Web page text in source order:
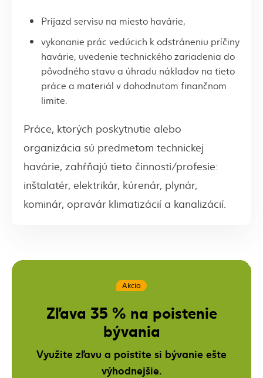
Príjazd servisu na miesto havárie,
vykonanie prác vedúcich k odstráneniu príčiny
havárie, uvedenie technického zariadenia do
pôvodného stavu a úhradu nákladov na tieto
práce a materiál v dohodnutom finančnom
limite.
Práce, ktorých poskytnutie alebo
organizácia sú predmetom technickej
havárie, zahŕňajú tieto činnosti/profesie:
inštalatér, elektrikár, kúrenár, plynár,
kominár, opravár klimatizácií a kanalizácií.
Akcia
Zľava 35 % na poistenie
bývania
Využite zľavu a poistite si bývanie ešte
výhodnejšie.